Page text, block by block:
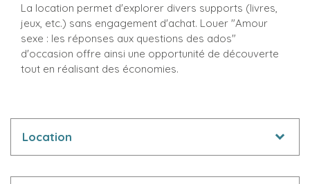
La location permet d'explorer divers supports (livres,
jeux, etc.) sans engagement d'achat. Louer "Amour
sexe : les réponses aux questions des ados"
d'occasion offre ainsi une opportunité de découverte
tout en réalisant des économies.
Location